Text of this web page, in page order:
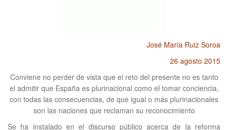
José María Ruiz Soroa
26 agosto 2015
Conviene no perder de vista que el reto del presente no es tanto
el admitir que España es plurinacional como el tomar conciencia,
con todas las consecuencias, de que igual o más plurinacionales
son las naciones que reclaman su reconocimiento
Se ha instalado en el discurso público acerca de la reforma